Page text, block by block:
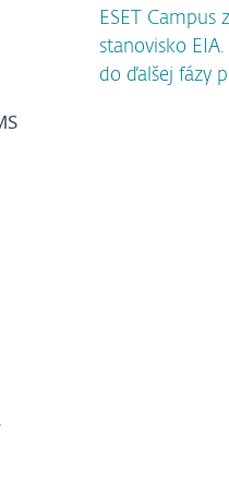
ESET Campus
stanovisko
do ďalšej fázy